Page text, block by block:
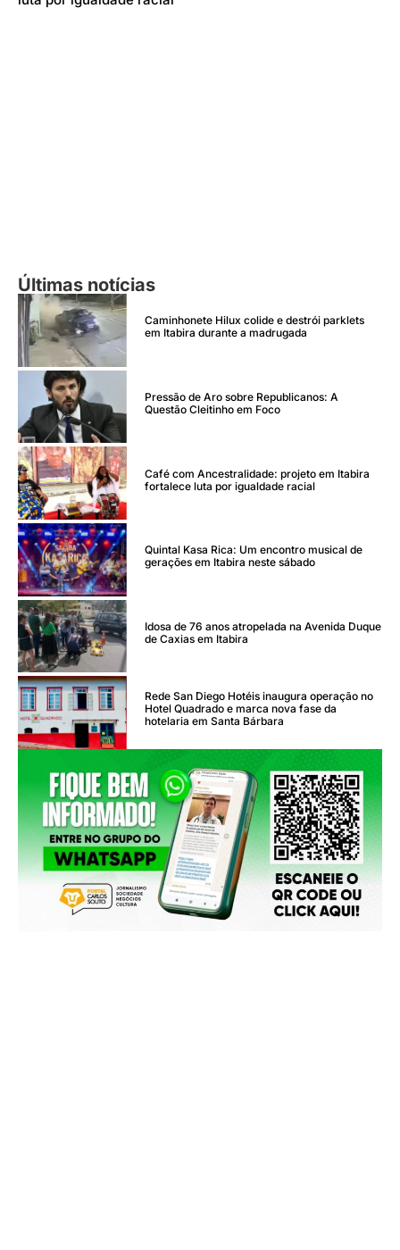
Últimas notícias
Caminhonete Hilux colide e destrói parklets
em Itabira durante a madrugada
Pressão de Aro sobre Republicanos: A
Questão Cleitinho em Foco
Café com Ancestralidade: projeto em Itabira
fortalece luta por igualdade racial
Quintal Kasa Rica: Um encontro musical de
gerações em Itabira neste sábado
Idosa de 76 anos atropelada na Avenida Duque
de Caxias em Itabira
Rede San Diego Hotéis inaugura operação no
Hotel Quadrado e marca nova fase da
hotelaria em Santa Bárbara